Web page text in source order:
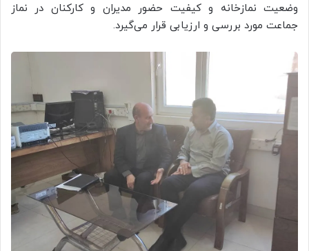
وضعیت نمازخانه و کیفیت حضور مدیران و کارکنان در نماز
جماعت مورد بررسی و ارزیابی قرار می‌گیرد.